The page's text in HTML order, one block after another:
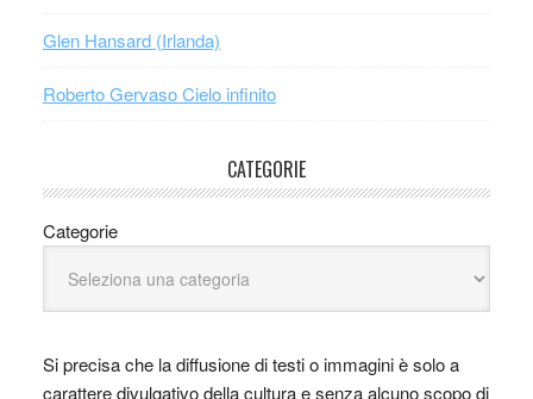
Glen Hansard (Irlanda)
Roberto Gervaso Cielo infinito
CATEGORIE
Categorie
Si precisa che la diffusione di testi o immagini è solo a
carattere divulgativo della cultura e senza alcuno scopo di